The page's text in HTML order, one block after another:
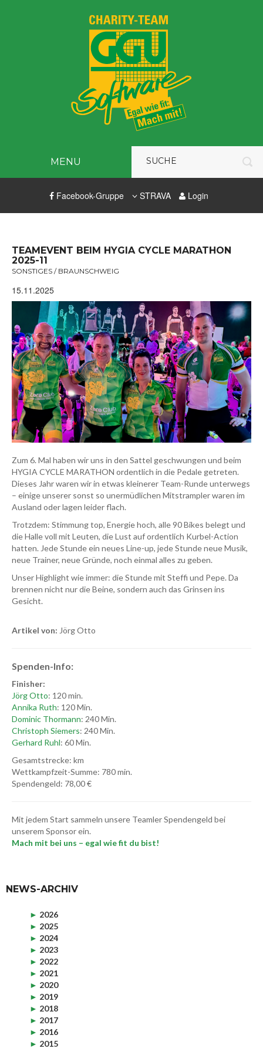
MENU
Facebook-Gruppe STRAVA Login
TEAMEVENT BEIM HYGIA CYCLE MARATHON
2025-11
SONSTIGES / BRAUNSCHWEIG
15.11.2025
Zum 6. Mal haben wir uns in den Sattel geschwungen und beim
HYGIA CYCLE MARATHON ordentlich in die Pedale getreten.
Dieses Jahr waren wir in etwas kleinerer Team-Runde unterwegs
– einige unserer sonst so unermüdlichen Mitstrampler waren im
Ausland oder lagen leider flach.
Trotzdem: Stimmung top, Energie hoch, alle 90 Bikes belegt und
die Halle voll mit Leuten, die Lust auf ordentlich Kurbel-Action
hatten. Jede Stunde ein neues Line-up, jede Stunde neue Musik,
neue Trainer, neue Gründe, noch einmal alles zu geben.
Unser Highlight wie immer: die Stunde mit Steffi und Pepe. Da
brennen nicht nur die Beine, sondern auch das Grinsen ins
Gesicht.
Artikel von: Jörg Otto
Spenden-Info:
Finisher:
Jörg Otto: 120 min.
Annika Ruth: 120 Min.
Dominic Thormann: 240 Min.
Christoph Siemers: 240 Min.
Gerhard Ruhl: 60 Min.
Gesamtstrecke: km
Wettkampfzeit-Summe: 780 min.
Spendengeld: 78,00 €
Mit jedem Start sammeln unsere Teamler Spendengeld bei
unserem Sponsor ein.
Mach mit bei uns – egal wie fit du bist!
NEWS-ARCHIV
► 2026
► 2025
► 2024
► 2023
► 2022
► 2021
► 2020
► 2019
► 2018
► 2017
► 2016
► 2015